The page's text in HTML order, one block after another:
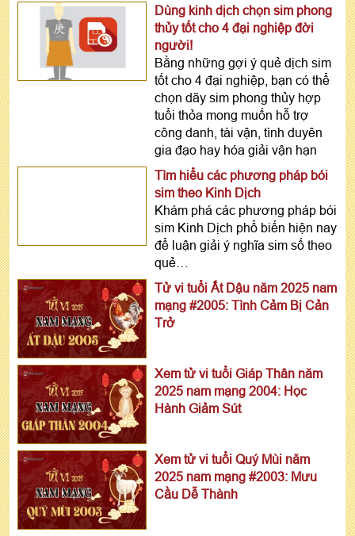
Dùng kinh dịch chọn sim phong
thủy tốt cho 4 đại nghiệp đời
người!
Bằng những gợi ý quẻ dịch sim
tốt cho 4 đại nghiệp, bạn có thể
chọn dãy sim phong thủy hợp
tuổi thỏa mong muốn hỗ trợ
công danh, tài vận, tình duyên
gia đạo hay hóa giải vận hạn
Tìm hiểu các phương pháp bói
sim theo Kinh Dịch
Khám phá các phương pháp bói
sim Kinh Dịch phổ biến hiện nay
để luận giải ý nghĩa sim số theo
quẻ…
Tử vi tuổi Ất Dậu năm 2025 nam
mạng #2005: Tình Cảm Bị Cản
Trở
Xem tử vi tuổi Giáp Thân năm
2025 nam mạng 2004: Học
Hành Giảm Sút
Xem tử vi tuổi Quý Mùi năm
2025 nam mạng #2003: Mưu
Cầu Dễ Thành